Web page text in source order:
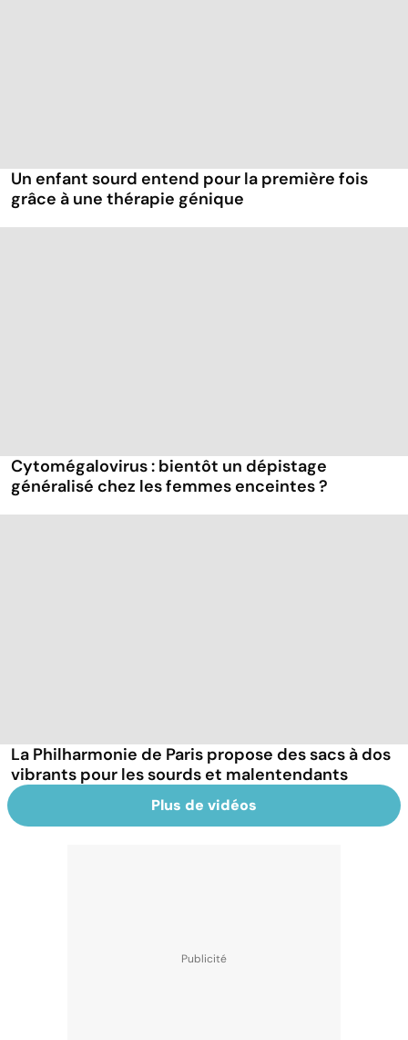
Un enfant sourd entend pour la première fois
grâce à une thérapie génique
Cytomégalovirus : bientôt un dépistage
généralisé chez les femmes enceintes ?
La Philharmonie de Paris propose des sacs à dos
vibrants pour les sourds et malentendants
Plus de vidéos